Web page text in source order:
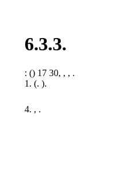
6.3.3.
: () 17 30, , , .
1. (. ).
4. , .